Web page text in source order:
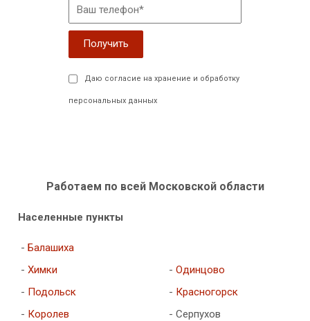
Даю согласие на хранение и обработку
персональных данных
Работаем по всей Московской области
Населенные пункты
- Балашиха
- Химки
- Подольск
- Королев
- Одинцово
- Красногорск
- Серпухов